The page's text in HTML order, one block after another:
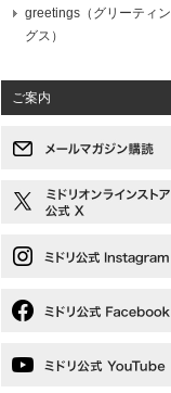
greetings（グリーティン
グス）
ご案内